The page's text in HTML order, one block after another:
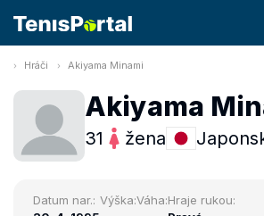
Hráči Akiyama Minami
Akiyama
31 žena
Datum nar.: Výška:Váha:Hraje rukou: